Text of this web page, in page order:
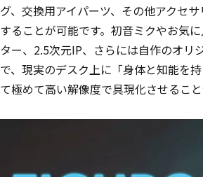
グ、交換用アイパーツ、その他アクセ
することが可能です。初音ミクやお気
ター、2.5次元IP、さらには自作のオリ
で、現実のデスク上に「身体と知能を
て極めて高い解像度で具現化させること